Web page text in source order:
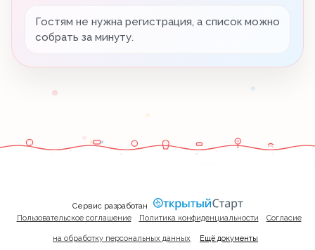
Гостям не нужна регистрация, а список можно
собрать за минуту.
Сервис разработан
Пользовательское соглашение
Политика конфиденциальности Согласие
на обработку персональных данных Ещё документы